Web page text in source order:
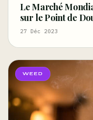
Le Marché
sur le Point de
27 Déc 2023
WEED